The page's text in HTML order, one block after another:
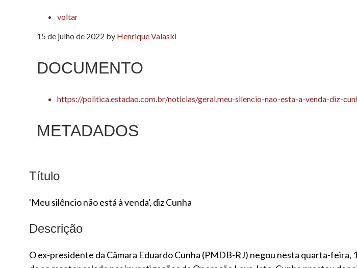
voltar
15 de julho de 2022 by Henrique Valaski
DOCUMENTO
https://politica.estadao.com.br/noticias/geral,meu-silencio-nao-esta-a-venda-diz-
METADADOS
Título
'Meu silêncio não está à venda', diz Cunha
Descrição
O ex-presidente da Câmara Eduardo Cunha (PMDB-RJ) negou nesta quarta-